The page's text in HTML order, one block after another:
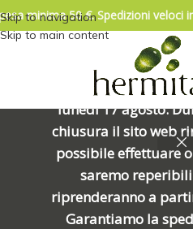
04/08/2026.
LEGGERE: Venerdì
15:00 chiuderemo
pausa e
lunedì 17 agosto.
chiusura il sito web
possibile effettuare
saremo
riprenderanno a
Garantiamo la
Skip to navigation
Skip to main content
minima 50 €. Spedizioni veloci